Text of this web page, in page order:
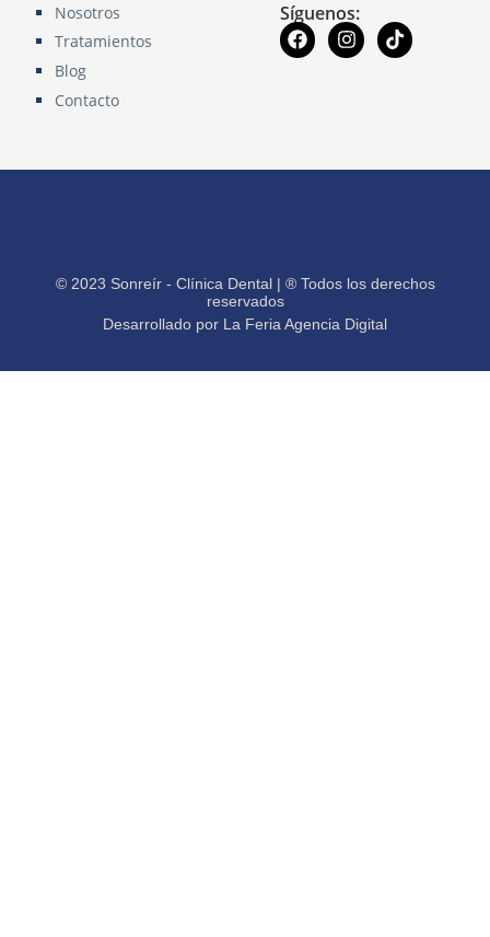
Nosotros
Tratamientos
Blog
Contacto
Síguenos:
© 2023 Sonreír - Clínica Dental | ® Todos los derechos
reservados
Desarrollado por La Feria Agencia Digital